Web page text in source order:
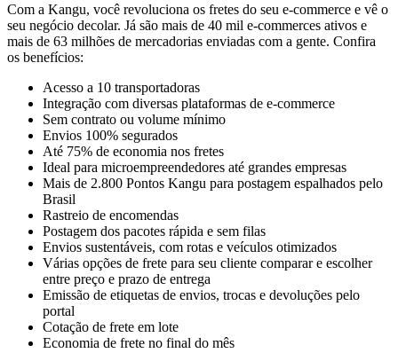
Com a Kangu, você revoluciona os fretes do seu e-commerce e vê o
seu negócio decolar. Já são mais de 40 mil e-commerces ativos e
mais de 63 milhões de mercadorias enviadas com a gente. Confira
os benefícios:
Acesso a 10 transportadoras
Integração com diversas plataformas de e-commerce
Sem contrato ou volume mínimo
Envios 100% segurados
Até 75% de economia nos fretes
Ideal para microempreendedores até grandes empresas
Mais de 2.800 Pontos Kangu para postagem espalhados pelo
Brasil
Rastreio de encomendas
Postagem dos pacotes rápida e sem filas
Envios sustentáveis, com rotas e veículos otimizados
Várias opções de frete para seu cliente comparar e escolher
entre preço e prazo de entrega
Emissão de etiquetas de envios, trocas e devoluções pelo
portal
Cotação de frete em lote
Economia de frete no final do mês